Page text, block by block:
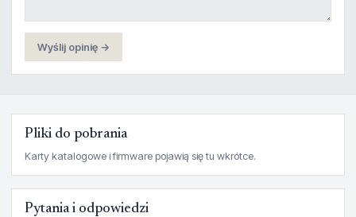
Wyślij opinię →
Pliki do pobrania
Karty katalogowe i firmware pojawią się tu wkrótce.
Pytania i odpowiedzi